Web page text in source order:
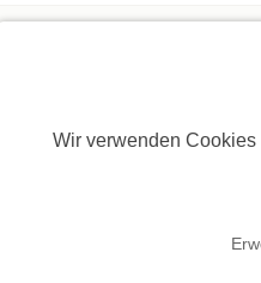
Wir verwenden